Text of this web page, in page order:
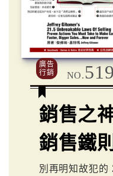
廣告
行銷
NO. 519
銷售之
銷售鐵則
別再明知故犯的